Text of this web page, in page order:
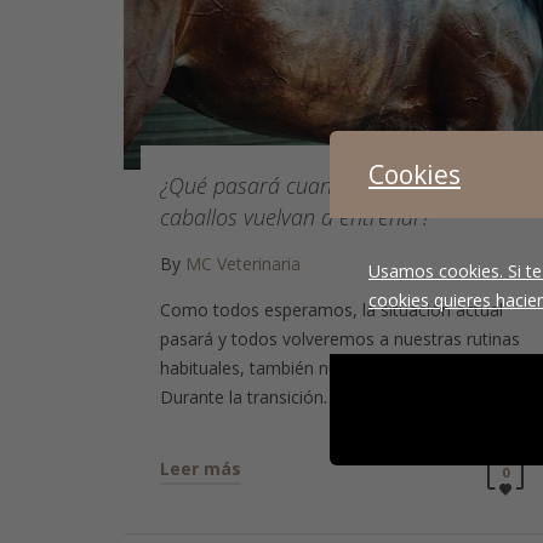
¿Qué pasará cuando nuestros
caballos vuelvan a entrenar?
By MC Veterinaria
Como todos esperamos, la situación actual
pasará y todos volveremos a nuestras rutinas
habituales, también nuestros caballos.
Durante la transición…
Leer más 0
Cookies
Usamos cookies. Si
cookies quieres